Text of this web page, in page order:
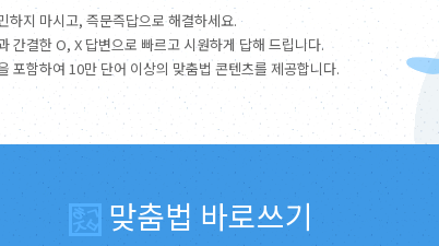
하지 마시고, 즉문즉답으로 해결하세요.
간결한 O, X 답변으로 빠르고 시원하게 답해 드립니다.
포함하여 10만 단어 이상의 맞춤법 콘텐츠를 제공합니다.
맞춤법 바로쓰기